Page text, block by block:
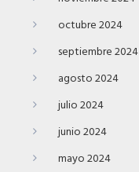
octubre 2024
septiembre 2024
agosto 2024
julio 2024
junio 2024
mayo 2024